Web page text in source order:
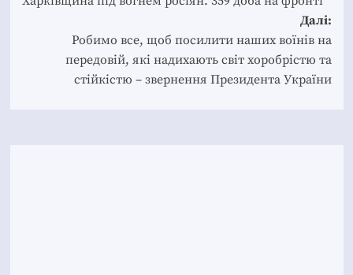
Далі:
Робимо все, щоб посилити наших воїнів на
передовій, які надихають світ хоробрістю та
стійкістю – звернення Президента України